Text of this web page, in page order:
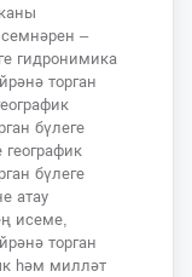
–
гидронимика
торган
бүлеге
бүлеге
атау
исеме,
торган
һәм милләт